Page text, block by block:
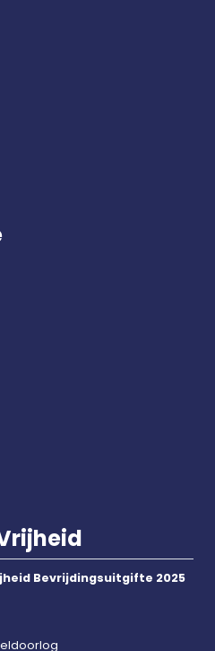
Bevrijdingsuitgifte 2025